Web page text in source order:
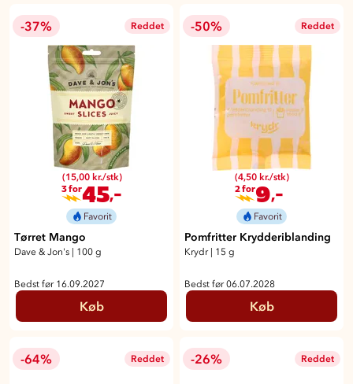
-37% Reddet
(15,00 kr./stk)
3 for45,-
Favorit
Tørret Mango
Dave & Jon's | 100 g
Bedst før 16.09.2027
Køb
-50% Reddet
(4,50 kr./stk)
2 for9 ,-
Favorit
Pomfritter Krydderiblanding
Krydr | 15 g
Bedst før 06.07.2028
Køb
-64% Reddet -26% Reddet